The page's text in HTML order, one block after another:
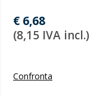
€ 6,68
(8,15 IVA incl.)
Confronta